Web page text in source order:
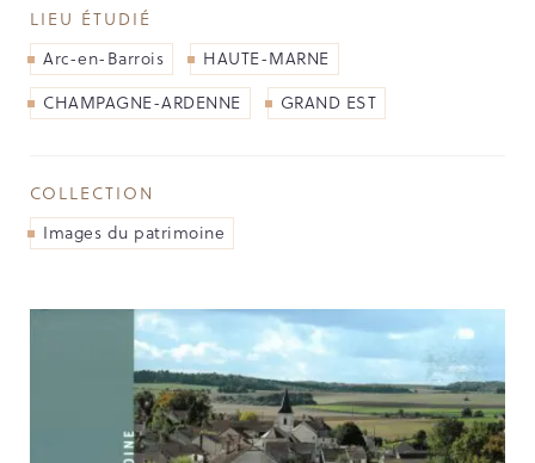
RÉGION
Opérations
TOUTES LES PUBLICATIONS
HORS COLLECTION
IMAGES DU PATRIMOINE
INDICATEURS DU PATRIMOINE
INVENTAIRE TOPOGRAPHIQUE
LIEU ÉTUDIÉ
Arc-en-Barrois
HAUTE-MARNE
CHAMPAGNE-ARDENNE
GRAND EST
COLLECTION
Images du patrimoine